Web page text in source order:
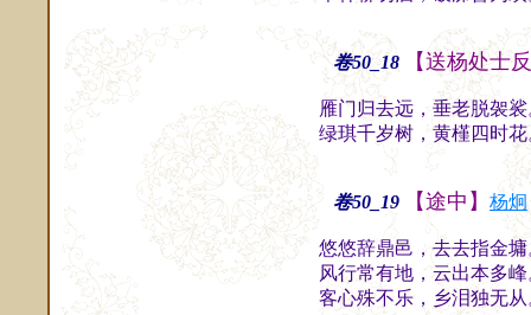
卷50_18 【送杨处士
雁门归去远，垂老脱袈
绿琪千岁树，黄槿四时
卷50_19 【途中】 杨炯
悠悠辞鼎邑，去去指金
风行常有地，云出本多
客心殊不乐，乡泪独无从